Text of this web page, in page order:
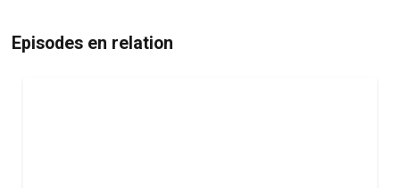
Episodes en relation